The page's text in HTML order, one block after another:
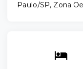
Paulo/SP, Zona